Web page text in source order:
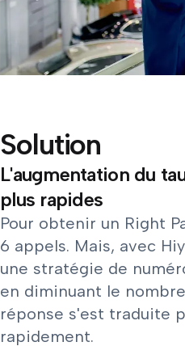
Solution
L'augmentation du
plus rapides
Pour obtenir un Right
6 appels. Mais, avec
une stratégie de
en diminuant le
réponse s'est traduite
rapidement.